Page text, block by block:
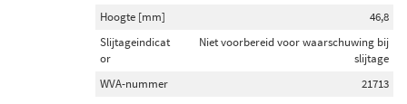
Hoogte [mm]
46,8
Slijtageindicat
or
Niet voorbereid voor waarschuwing bij
slijtage
WVA-nummer
21713